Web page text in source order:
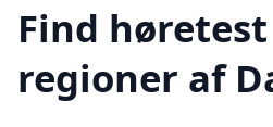
Find
regioner af